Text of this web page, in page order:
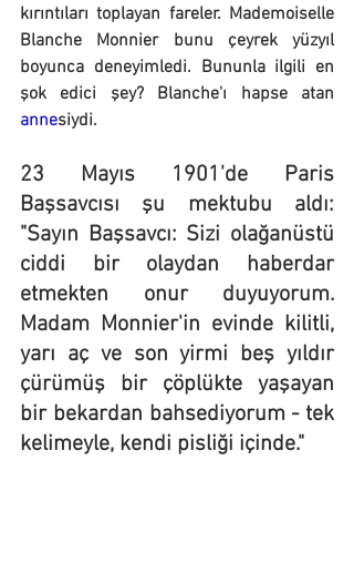
kırıntıları toplayan fareler. Mademoiselle
Blanche Monnier bunu çeyrek yüzyıl
boyunca deneyimledi. Bununla ilgili en
annesiydi.
23 Mayıs 1901'de Paris
Başsavcısı şu mektubu aldı:
"Sayın Başsavcı: Sizi olağanüstü
ciddi bir olaydan haberdar
etmekten onur duyuyorum.
Madam Monnier'in evinde kilitli,
yarı aç ve son yirmi beş yıldır
çürümüş bir çöplükte yaşayan
bir bekardan bahsediyorum - tek
kelimeyle, kendi pisliği içinde."